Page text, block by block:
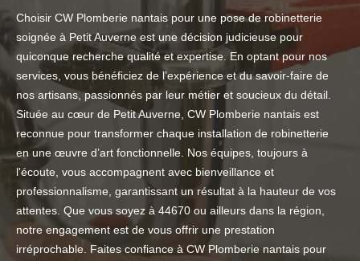
Choisir CW Plomberie nantais pour une pose de robinetterie
soignée à Petit Auverne est une décision judicieuse pour
quiconque recherche qualité et expertise. En optant pour nos
services, vous bénéficiez de l’expérience et du savoir-faire de
nos artisans, passionnés par leur métier et soucieux du détail.
Située au cœur de Petit Auverne, CW Plomberie nantais est
reconnue pour transformer chaque installation de robinetterie
en une œuvre d’art fonctionnelle. Nos équipes, toujours à
l'écoute, vous accompagnent avec bienveillance et
professionnalisme, garantissant un résultat à la hauteur de vos
attentes. Que vous soyez à 44670 ou ailleurs dans la région,
notre engagement est de vous offrir une prestation
irréprochable. Faites confiance à CW Plomberie nantais pour